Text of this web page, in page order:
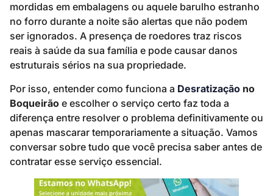
mordidas em embalagens ou aquele barulho estranho
no forro durante a noite são alertas que não podem
ser ignorados. A presença de roedores traz riscos
reais à saúde da sua família e pode causar danos
estruturais sérios na sua propriedade.
Por isso, entender como funciona a Desratização no
Boqueirão e escolher o serviço certo faz toda a
diferença entre resolver o problema definitivamente ou
apenas mascarar temporariamente a situação. Vamos
conversar sobre tudo que você precisa saber antes de
contratar esse serviço essencial.